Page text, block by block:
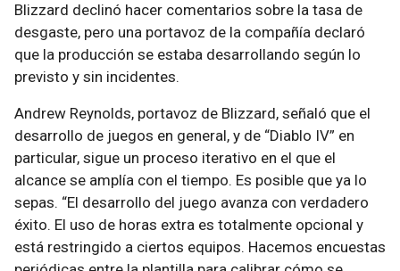
Blizzard declinó hacer comentarios sobre la tasa de
desgaste, pero una portavoz de la compañía declaró
que la producción se estaba desarrollando según lo
previsto y sin incidentes.
Andrew Reynolds, portavoz de Blizzard, señaló que el
desarrollo de juegos en general, y de “Diablo IV” en
particular, sigue un proceso iterativo en el que el
alcance se amplía con el tiempo. Es posible que ya lo
sepas. “El desarrollo del juego avanza con verdadero
éxito. El uso de horas extra es totalmente opcional y
está restringido a ciertos equipos. Hacemos encuestas